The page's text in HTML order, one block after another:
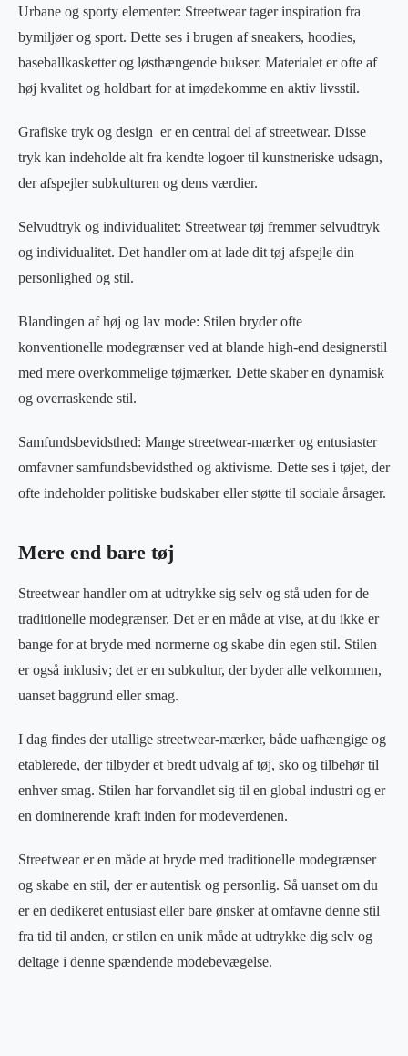
Urbane og sporty elementer: Streetwear tager inspiration fra
bymiljøer og sport. Dette ses i brugen af sneakers, hoodies,
baseballkasketter og løsthængende bukser. Materialet er ofte af
høj kvalitet og holdbart for at imødekomme en aktiv livsstil.
Grafiske tryk og design er en central del af streetwear. Disse
tryk kan indeholde alt fra kendte logoer til kunstneriske udsagn,
der afspejler subkulturen og dens værdier.
Selvudtryk og individualitet: Streetwear tøj fremmer selvudtryk
og individualitet. Det handler om at lade dit tøj afspejle din
personlighed og stil.
Blandingen af høj og lav mode: Stilen bryder ofte
konventionelle modegrænser ved at blande high-end designerstil
med mere overkommelige tøjmærker. Dette skaber en dynamisk
og overraskende stil.
Samfundsbevidsthed: Mange streetwear-mærker og entusiaster
omfavner samfundsbevidsthed og aktivisme. Dette ses i tøjet, der
ofte indeholder politiske budskaber eller støtte til sociale årsager.
Mere end bare tøj
Streetwear handler om at udtrykke sig selv og stå uden for de
traditionelle modegrænser. Det er en måde at vise, at du ikke er
bange for at bryde med normerne og skabe din egen stil. Stilen
er også inklusiv; det er en subkultur, der byder alle velkommen,
uanset baggrund eller smag.
I dag findes der utallige streetwear-mærker, både uafhængige og
etablerede, der tilbyder et bredt udvalg af tøj, sko og tilbehør til
enhver smag. Stilen har forvandlet sig til en global industri og er
en dominerende kraft inden for modeverdenen.
Streetwear er en måde at bryde med traditionelle modegrænser
og skabe en stil, der er autentisk og personlig. Så uanset om du
er en dedikeret entusiast eller bare ønsker at omfavne denne stil
fra tid til anden, er stilen en unik måde at udtrykke dig selv og
deltage i denne spændende modebevægelse.